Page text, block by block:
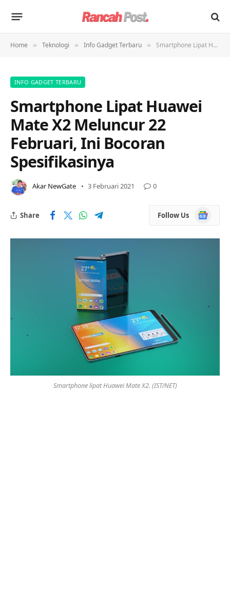
Home » Teknologi » Info Gadget Terbaru » Smartphone Lipat Huawei Mate X2 Meluncur 22 Februari, Ini Bocoran Spesifikasinya
INFO GADGET TERBARU
Smartphone Lipat Huawei
Mate X2 Meluncur 22
Februari, Ini Bocoran
Spesifikasinya
Akar NewGate 3 Februari 2021 0
Share Follow Us
Google
News
Smartphone lipat Huawei Mate X2. (IST/NET)